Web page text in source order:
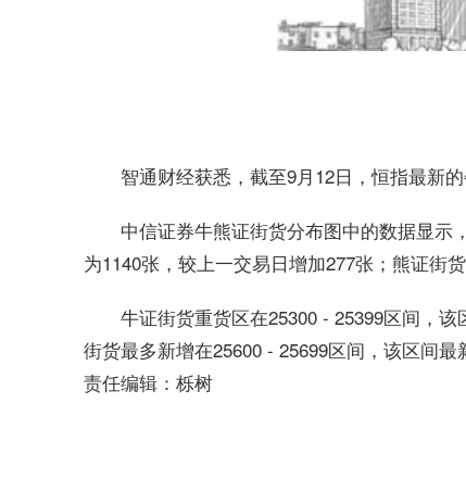
智通财经获悉，截至9月12日，恒指最新的
中信证券牛熊证街货分布图中的数据显示
为1140张，较上一交易日增加277张；熊证街
牛证街货重货区在25300 - 25399区间，
街货最多新增在25600 - 25699区间，该区间最
责任编辑：栎树